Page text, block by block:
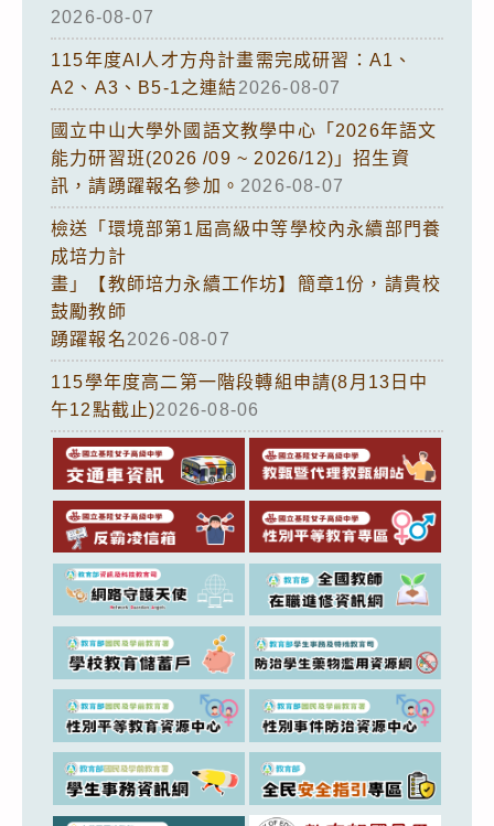
2026-08-07
115年度AI人才方舟計畫需完成研習：A1、
A2、A3、B5-1之連結2026-08-07
國立中山大學外國語文教學中心「2026年語文
能力研習班(2026 /09 ~ 2026/12)」招生資
訊，請踴躍報名參加。 2026-08-07
檢送「環境部第1屆高級中等學校內永續部門養
成培力計
畫」【教師培力永續工作坊】簡章1份，請貴校
鼓勵教師
踴躍報名2026-08-07
115學年度高二第一階段轉組申請(8月13日中
午12點截止)2026-08-06